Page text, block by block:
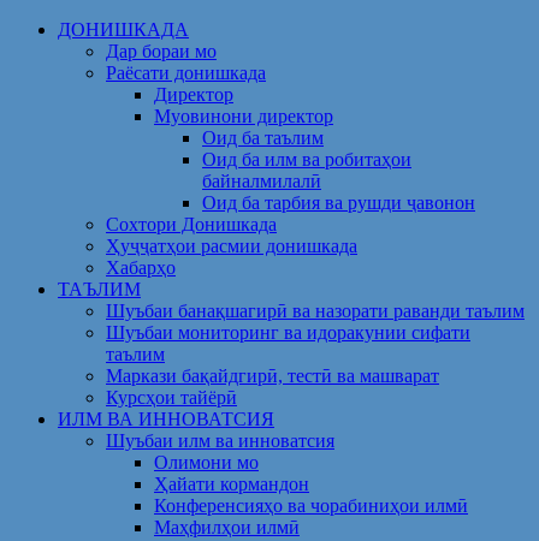
Skip
ДОНИШКАДА
Дар бораи мо
Раёсати донишкада
Директор
Муовинони директор
Оид ба таълим
Оид ба илм ва робитаҳои
байналмилалӣ
Оид ба тарбия ва рушди ҷавонон
Сохтори Донишкада
Ҳуҷҷатҳои расмии донишкада
Хабарҳо
ТАЪЛИМ
Шуъбаи банақшагирӣ ва назорати раванди таълим
Шуъбаи мониторинг ва идоракунии сифати
таълим
Маркази бақайдгирӣ, тестӣ ва машварат
Курсҳои тайёрӣ
ИЛМ ВА ИННОВАТСИЯ
Шуъбаи илм ва инноватсия
Олимони мо
Ҳайати кормандон
Конференсияҳо ва чорабиниҳои илмӣ
Маҳфилҳои илмӣ